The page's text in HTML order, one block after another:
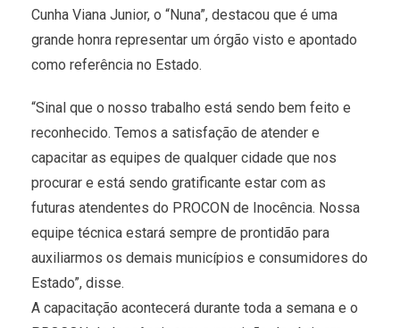
Cunha Viana Junior, o “Nuna”, destacou que é uma
grande honra representar um órgão visto e apontado
como referência no Estado.
“Sinal que o nosso trabalho está sendo bem feito e
reconhecido. Temos a satisfação de atender e
capacitar as equipes de qualquer cidade que nos
procurar e está sendo gratificante estar com as
futuras atendentes do PROCON de Inocência. Nossa
equipe técnica estará sempre de prontidão para
auxiliarmos os demais municípios e consumidores do
Estado”, disse.
A capacitação acontecerá durante toda a semana e o